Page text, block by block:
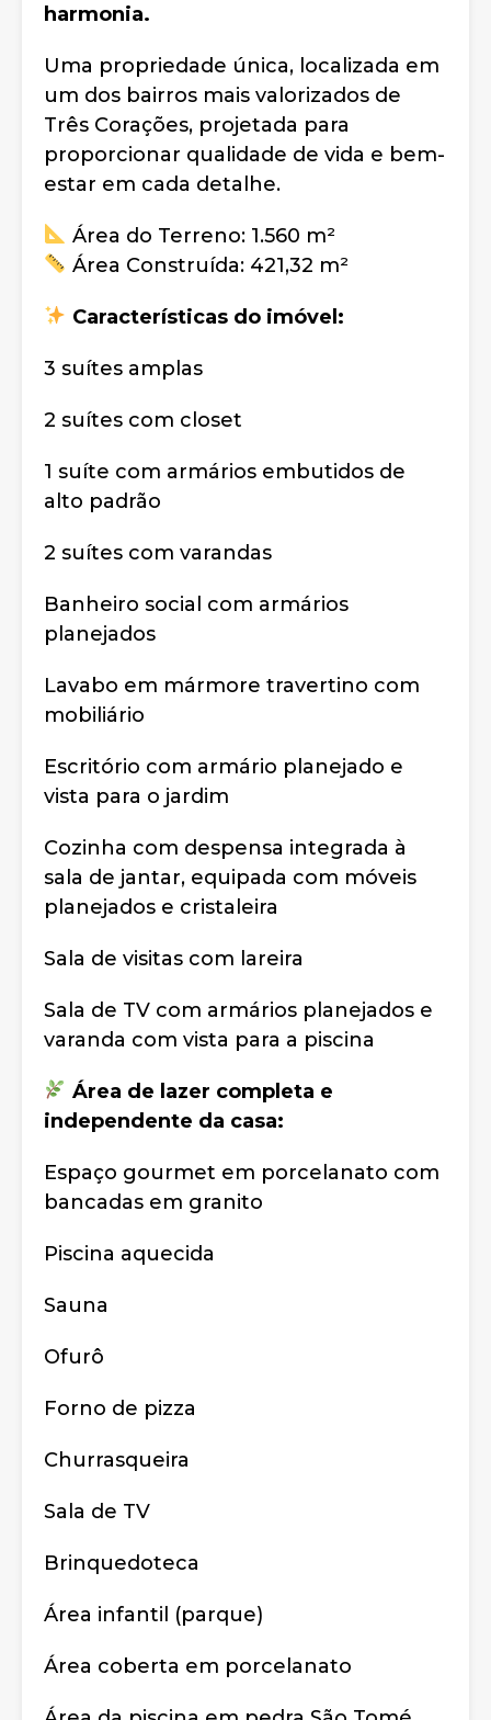
harmonia.
Uma propriedade única, localizada em
um dos bairros mais valorizados de
Três Corações, projetada para
proporcionar qualidade de vida e bem-
estar em cada detalhe.
Área do Terreno: 1.560 m²
Área Construída: 421,32 m²
Características do imóvel:
3 suítes amplas
2 suítes com closet
1 suíte com armários embutidos de
alto padrão
2 suítes com varandas
Banheiro social com armários
planejados
Lavabo em mármore travertino com
mobiliário
Escritório com armário planejado e
vista para o jardim
Cozinha com despensa integrada à
sala de jantar, equipada com móveis
planejados e cristaleira
Sala de visitas com lareira
Sala de TV com armários planejados e
varanda com vista para a piscina
Área de lazer completa e
independente da casa:
Espaço gourmet em porcelanato com
bancadas em granito
Piscina aquecida
Sauna
Ofurô
Forno de pizza
Churrasqueira
Sala de TV
Brinquedoteca
Área infantil (parque)
Área coberta em porcelanato